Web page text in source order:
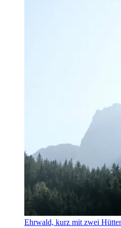
Ehrwald, kurz mit zwei